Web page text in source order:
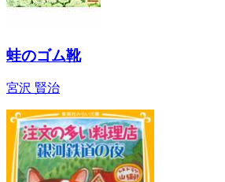
蛙のゴム靴
宮沢 賢治